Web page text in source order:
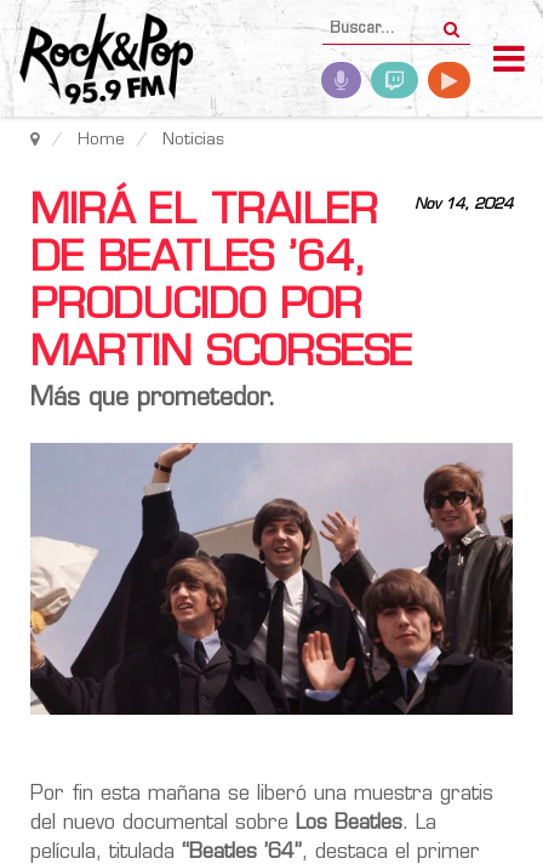
Home Noticias
Nov 14, 2024
MIRÁ EL TRAILER
DE BEATLES ’64,
PRODUCIDO POR
MARTIN SCORSESE
Más que prometedor.
Por fin esta mañana se liberó una muestra gratis
del nuevo documental sobre Los Beatles. La
película, titulada “Beatles ’64”, destaca el primer